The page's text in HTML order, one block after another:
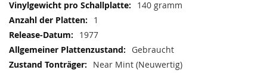
140 gramm
1
1977
Gebraucht
Near Mint (Neuwertig)